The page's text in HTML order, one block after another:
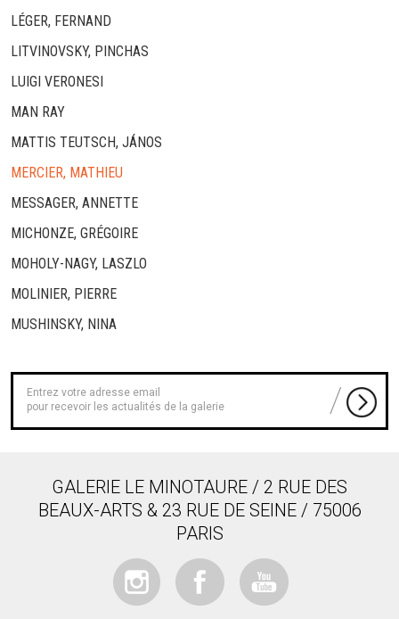
LÉGER, FERNAND
LITVINOVSKY, PINCHAS
LUIGI VERONESI
MAN RAY
MATTIS TEUTSCH, JÁNOS
MERCIER, MATHIEU
MESSAGER, ANNETTE
MICHONZE, GRÉGOIRE
MOHOLY-NAGY, LASZLO
MOLINIER, PIERRE
MUSHINSKY, NINA
pour recevoir les actualités de la galerie
GALERIE LE MINOTAURE / 2 RUE DES
BEAUX-ARTS & 23 RUE DE SEINE / 75006
PARIS